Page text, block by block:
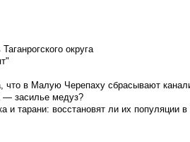
округа
что в Малую Черепаху сбрасывают
— засилье медуз?
тарани: восстановят ли их популяции в